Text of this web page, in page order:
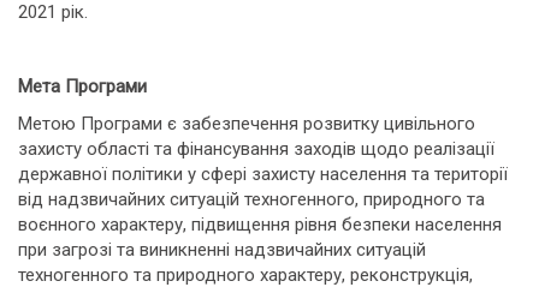
2021 рік.
Мета Програми
Метою Програми є забезпечення розвитку цивільного
захисту області та фінансування заходів щодо реалізації
державної політики у сфері захисту населення та території
від надзвичайних ситуацій техногенного, природного та
воєнного характеру, підвищення рівня безпеки населення
при загрозі та виникненні надзвичайних ситуацій
техногенного та природного характеру, реконструкція,